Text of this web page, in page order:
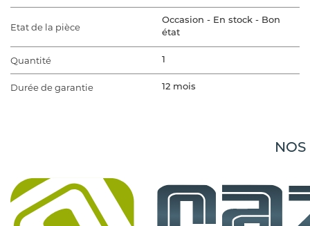
Etat de la pièce
Occasion - En stock - Bon
état
Quantité 1
Durée de garantie 12 mois
Modèle du véhicule MODEL 3 5YJ3
MODEL 3 5YJ3 EV
NOS